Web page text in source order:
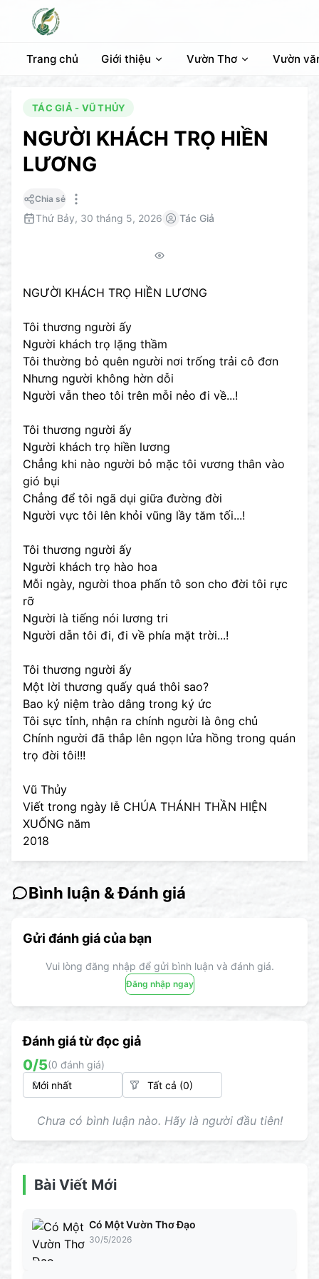
Trang chủ Giới thiệu Vườn Thơ Vườn
TÁC GIẢ - VŨ THỦY
NGƯỜI KHÁCH TRỌ HIỀN
LƯƠNG
Chia sẻ
Thứ Bảy, 30 tháng 5, 2026 Tác Giả
NGƯỜI KHÁCH TRỌ HIỀN LƯƠNG
Tôi thương người ấy
Người khách trọ lặng thầm
Tôi thường bỏ quên người nơi trống trải cô đơn
Nhưng người không hờn dỗi
Người vẫn theo tôi trên mỗi nẻo đi về...!
Tôi thương người ấy
Người khách trọ hiền lương
Chẳng khi nào người bỏ mặc tôi vương thân vào
gió bụi
Chẳng để tôi ngã dụi giữa đường đời
Người vực tôi lên khỏi vũng lầy tăm tối...!
Tôi thương người ấy
Người khách trọ hào hoa
Mỗi ngày, người thoa phấn tô son cho đời tôi rực
rỡ
Người là tiếng nói lương tri
Người dẫn tôi đi, đi về phía mặt trời...!
Tôi thương người ấy
Một lời thương quấy quá thôi sao?
Bao kỷ niệm trào dâng trong ký ức
Tôi sực tỉnh, nhận ra chính người là ông chủ
Chính người đã thắp lên ngọn lửa hồng trong quán
trọ đời tôi!!!
Vũ Thủy
Viết trong ngày lễ CHÚA THÁNH THẦN HIỆN
XUỐNG năm
2018
Bình luận & Đánh giá
Gửi đánh giá của bạn
Vui lòng đăng nhập để gửi bình luận và đánh giá.
Đăng nhập ngay
Đánh giá từ đọc giả
0/5(0 đánh giá)
Chưa có bình luận nào. Hãy là người đầu tiên!
Bài Viết Mới
Có Một Vườn Thơ Đạo
30/5/2026